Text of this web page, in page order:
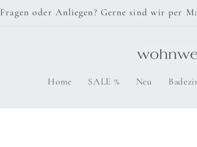
Fragen oder Anliegen? Gerne sind wir per
Home SALE % Neu